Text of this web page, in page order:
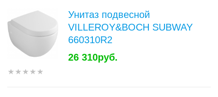
Унитаз подвесной
VILLEROY&BOCH SUBWAY
660310R2
26 310руб.